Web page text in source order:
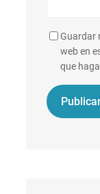
Guardar
web en
que